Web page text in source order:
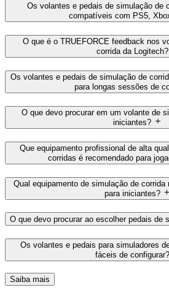
Os volantes e pedais de simulação de
compatíveis com PS5,
O que é o TRUEFORCE feedback nos
corrida da Logitech?
Os volantes e pedais de simulação de
para longas sessões de
O que devo procurar em um volante de
iniciantes?
Que equipamento profissional de alta
corridas é recomendado para
Qual equipamento de simulação de
para iniciantes?
O que devo procurar ao escolher pedais de
Os volantes e pedais para simuladores
fáceis de configurar?
Saiba mais